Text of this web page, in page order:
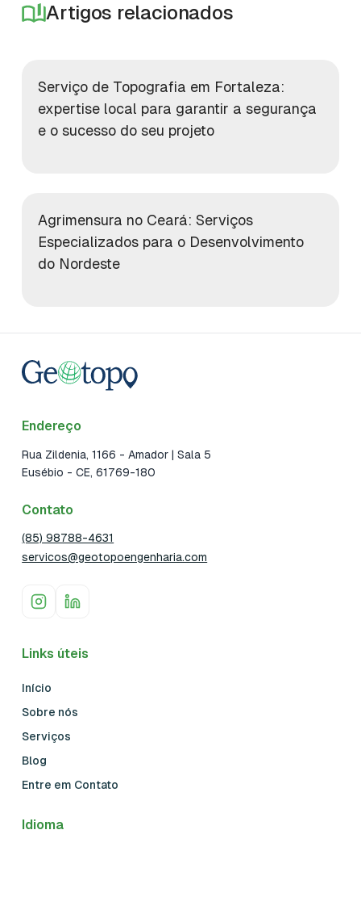
Artigos relacionados
Serviço de Topografia em Fortaleza:
expertise local para garantir a segurança
e o sucesso do seu projeto
Agrimensura no Ceará: Serviços
Especializados para o Desenvolvimento
do Nordeste
Endereço
Rua Zildenia, 1166 - Amador | Sala 5
Eusébio - CE, 61769-180
Contato
(85) 98788-4631
servicos@geotopoengenharia.com
Links úteis
Início
Sobre nós
Serviços
Blog
Entre em Contato
Idioma